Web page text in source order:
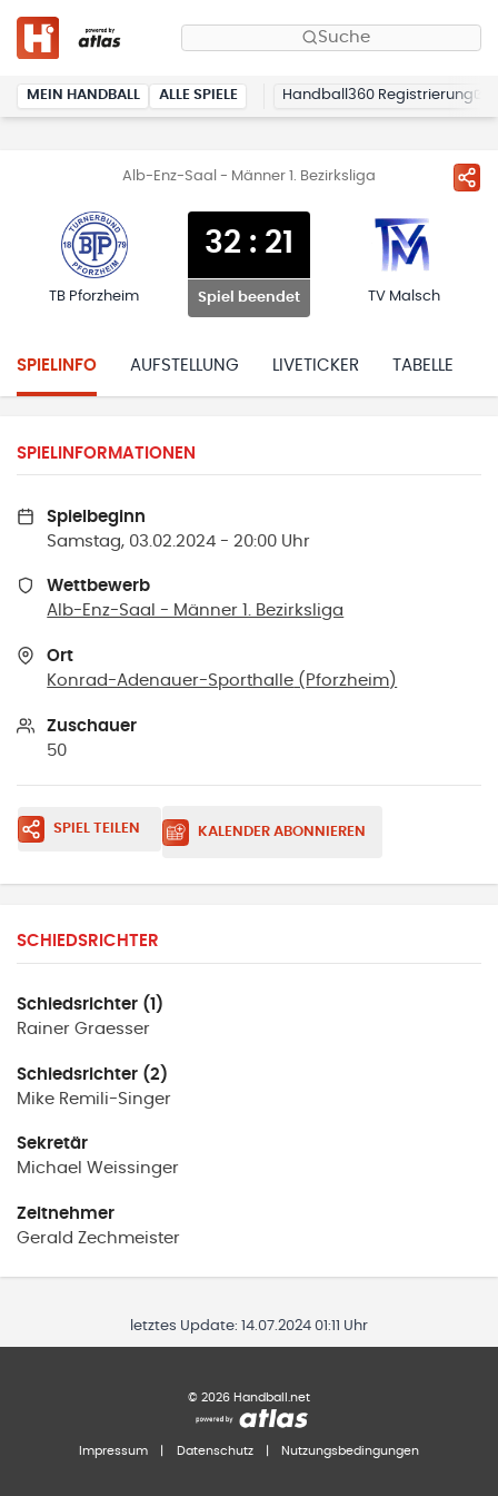
Suche
MEIN HANDBALL ALLE SPIELE Handball360 Registrierung
Alb-Enz-Saal - Männer 1. Bezirksliga
TB Pforzheim
32 : 21
Spiel beendet TV Malsch
SPIELINFO AUFSTELLUNG LIVETICKER TABELLE
SPIELINFORMATIONEN
Spielbeginn
Samstag, 03.02.2024 - 20:00 Uhr
Wettbewerb
Alb-Enz-Saal - Männer 1. Bezirksliga
Ort
Konrad-Adenauer-Sporthalle ( Pforzheim)
Zuschauer
50
SPIEL TEILEN KALENDER ABONNIEREN
SCHIEDSRICHTER
Schiedsrichter (1)
Rainer Graesser
Schiedsrichter (2)
Mike Remili-Singer
Sekretär
Michael Weissinger
Zeitnehmer
Gerald Zechmeister
letztes Update: 14.07.2024 01:11 Uhr
© 2026 Handball.net
Impressum Datenschutz Nutzungsbedingungen